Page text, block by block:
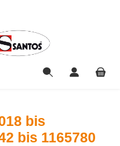
bis
bis 1165780